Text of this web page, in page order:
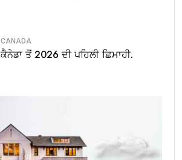
CANADA
ਕੈਨੇਡਾ ਤੋਂ 2026 ਦੀ ਪਹਿਲੀ ਛਿਮਾਹੀ.